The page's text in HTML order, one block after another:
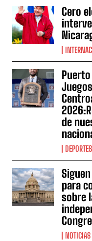
Cero
Juegos
de
DEPORTES
para
sobre
NOTICIAS